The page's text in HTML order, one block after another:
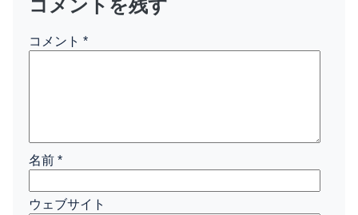
コメントを残す
コメント *
名前 *
ウェブサイト